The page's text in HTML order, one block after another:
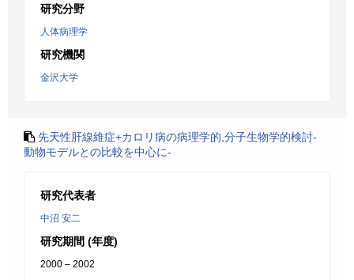
研究分野
人体病理学
研究機関
金沢大学
先天性肝線維症+カロリ病の病理学的,分子生物学的検討-
動物モデルとの比較を中心に-
研究代表者
中沼 安二
研究期間 (年度)
2000 – 2002